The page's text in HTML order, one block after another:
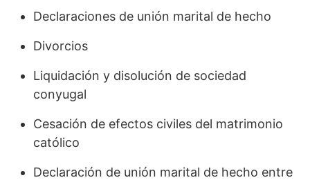
Declaraciones de unión marital de hecho
Divorcios
Liquidación y disolución de sociedad
conyugal
Cesación de efectos civiles del matrimonio
católico
Declaración de unión marital de hecho entre